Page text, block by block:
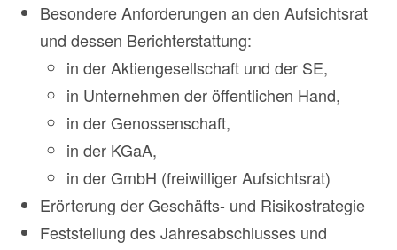
Besondere Anforderungen an den Aufsichtsrat
und dessen Berichterstattung:
in der Aktiengesellschaft und der SE,
in Unternehmen der öffentlichen Hand,
in der Genossenschaft,
in der KGaA,
in der GmbH (freiwilliger Aufsichtsrat)
Erörterung der Geschäfts- und Risikostrategie
Feststellung des Jahresabschlusses und